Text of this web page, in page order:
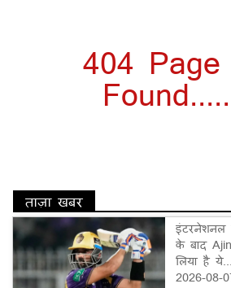
404
ताज़ा खबर
इंटरनेशनल
के बाद
लिया है ये...
2026-08-